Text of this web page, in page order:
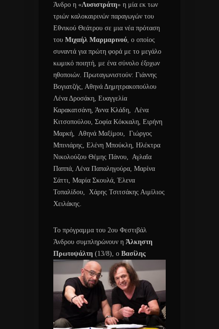
Άνδρο η «Λυσιστράτη» η μία εκ των
τριών καλοκαιρινών παραγωγών του
Εθνικού Θεάτρου σε μια νέα πρόταση
του Μιχαήλ Μαρμαρινού , ο οποίος
συναντά για πρώτη φορά με το μεγάλο
κωμικό ποιητή, με ένα σύνολο έξοχων
ηθοποιών. Πρωταγωνιστούν: Γιάννης
Βογιατζής, Αθηνά Δημητρακοπούλου
Λένα Δροσάκη, Ευαγγελία
Καρακατσάνη, Άννα Κλάδη, Λένα
Κιτσοπούλου, Σοφία Κόκκαλη, Ειρήνη
Μαρκή, Αθηνά Μαξίμου, Γιώργος
Μπινιάρης, Ελένη Μπούκλη, Ηλέκτρα
Νικολούζου Θέμης Πάνου, Αγλαΐα
Παππά, Λένα Παπαληγούρα, Μαρίνα
Σάττι, Μαρία Σκουλά, Έλενα
Τοπαλίδου, Χάρης Τσιτσάκης Αιμίλιος
Χειλάκης.
Το πρόγραμμα του 2ου Φεστιβάλ
Άνδρου συμπληρώνουν η Άλκηστη
Πρωτοψάλτη (13/8), ο Βασίλης